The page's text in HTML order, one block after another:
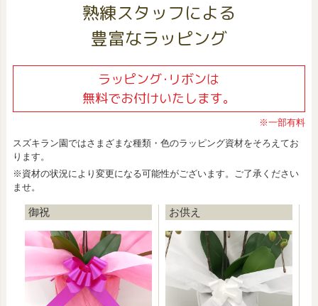
熟練スタッフによる
豊富なラッピング
ラッピング･リボンは
無料でお付けいたします。
※一部有料
スズキラン園ではさまざまな種類・色のラッピング資材をそろえてお
ります。
※資材の状況により変更になる可能性がございます。ご了承ください
ませ。
御祝 お供え